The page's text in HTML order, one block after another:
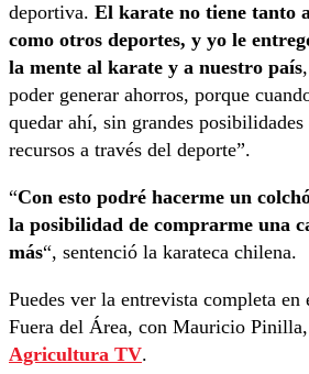
deportiva. El karate no tiene tanto
como otros deportes, y yo le
la mente al karate y a nuestro país
poder generar ahorros, porque
quedar ahí, sin grandes
recursos a través del deporte”.
“Con esto podré hacerme un
la posibilidad de comprarme una
más“, sentenció la karateca chilena.
Puedes ver la entrevista completa
Fuera del Área, con Mauricio
Agricultura TV.